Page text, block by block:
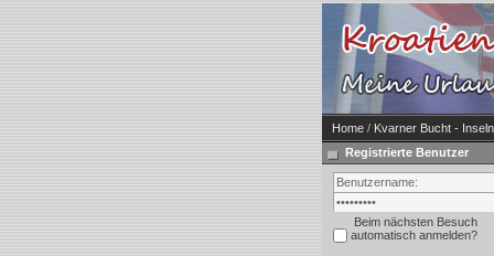
Home / Kvarner Bucht -
Registrierte Benutzer
Beim nächsten Besuch
automatisch anmelden?